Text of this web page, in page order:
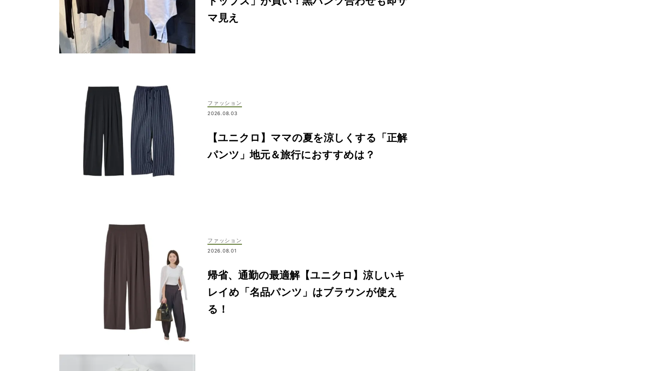
マ見え
ファッション
2026.08.03
【ユニクロ】ママの夏を涼しくする「正解
パンツ」地元＆旅行におすすめは？
ファッション
2026.08.01
帰省、通勤の最適解【ユニクロ】涼しいキ
レイめ「名品パンツ」はブラウンが使え
る！